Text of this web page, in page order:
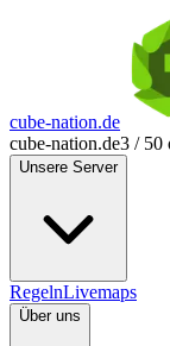
cube-nation.de
cube-nation.de3 / 50
Unsere Server
RegelnLivemaps
Über uns